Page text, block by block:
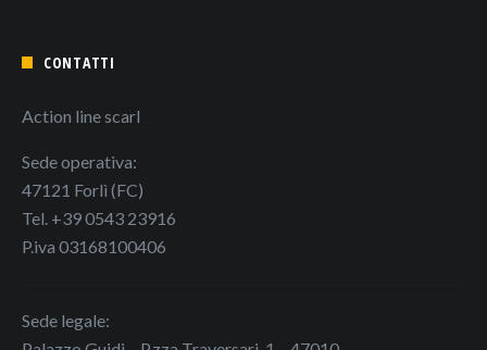
CONTATTI
Action line scarl
Sede operativa:
47121 Forlì (FC)
Tel. +39 0543 23916
P.iva 03168100406
Sede legale: